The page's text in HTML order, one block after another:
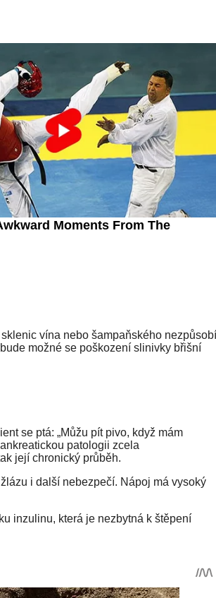
vína nebo šampaňského nezpůsobí
možné se poškození slinivky břišní
se ptá: „Můžu pít pivo, když mám
patologii zcela
její chronický průběh.
i další nebezpečí. Nápoj má vysoký
inzulinu, která je nezbytná k štěpení